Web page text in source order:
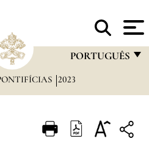
PORTUGUÊS
FRANÇAIS
ITALIANO
2023